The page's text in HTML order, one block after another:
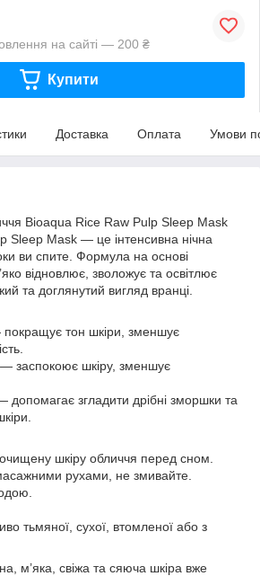
на сайті — 200 ₴
Купити
Доставка Оплата Умови
Bioaqua Rice Raw Pulp Sleep Mask
Sleep Mask — це інтенсивна нічна
ви спите. Формула на основі
відновлює, зволожує та освітлює
та доглянутий вигляд вранці.
тон шкіри, зменшує
— заспокоює шкіру, зменшує
допомагає згладити дрібні зморшки та
шкіру обличчя перед сном.
рухами, не змивайте.
тьмяної, сухої, втомленої або з
м’яка, свіжа та сяюча шкіра вже